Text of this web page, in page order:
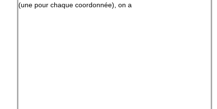
(une pour chaque coordonnée), on a